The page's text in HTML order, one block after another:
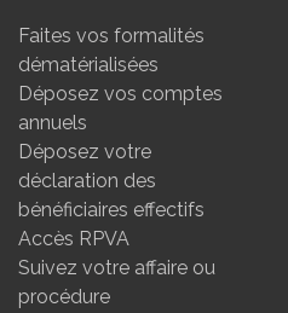
Faites vos formalités
dématérialisées
Déposez vos comptes
annuels
Déposez votre
déclaration des
bénéficiaires effectifs
Accès RPVA
Suivez votre affaire ou
procédure